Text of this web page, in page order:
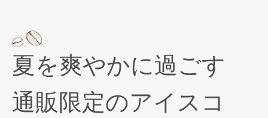
hanacoffeeの通販で見つける四季折々
のコーヒー
自宅で季節を楽しむためのコーヒーレ
シピの紹介
夏を爽やかに過ごす
通販限定のアイスコ